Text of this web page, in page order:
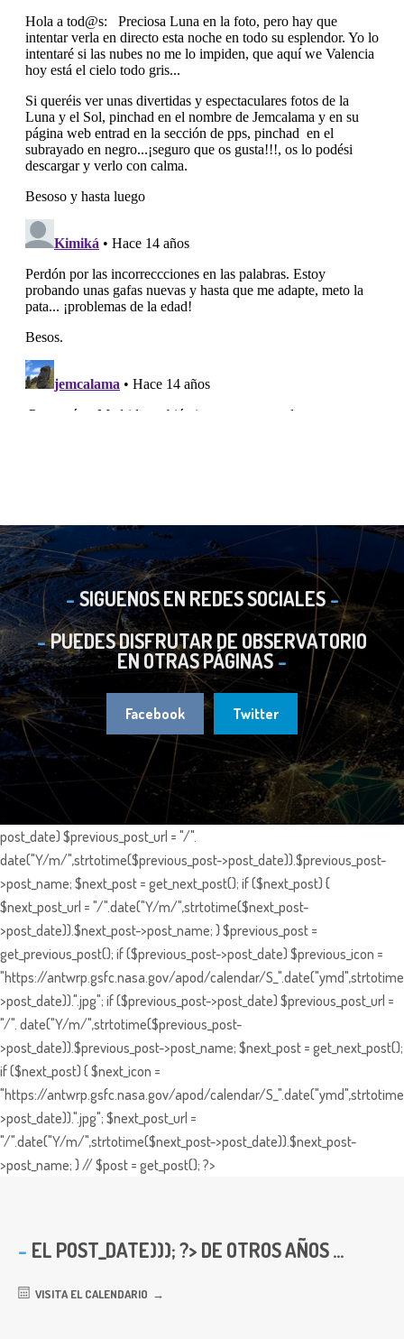
SIGUENOS EN REDES SOCIALES
PUEDES DISFRUTAR DE OBSERVATORIO
EN OTRAS PÁGINAS
Facebook Twitter
post_date) $previous_post_url = "/".
date("Y/m/",strtotime($previous_post->post_date)).$previous_post-
>post_name; $next_post = get_next_post(); if ($next_post) {
$next_post_url = "/".date("Y/m/",strtotime($next_post-
>post_date)).$next_post->post_name; } $previous_post =
get_previous_post(); if ($previous_post->post_date) $previous_icon =
"https://antwrp.gsfc.nasa.gov/apod/calendar/
>post_date)).".jpg"; if ($previous_post->post_date) $previous_post_url =
"/". date("Y/m/",strtotime($previous_post-
>post_date)).$previous_post->post_name; $next_post = get_next_post();
if ($next_post) { $next_icon =
"https://antwrp.gsfc.nasa.gov/apod/calendar/
>post_date)).".jpg"; $next_post_url =
"/".date("Y/m/",strtotime($next_post->post_date)).$next_post-
>post_name; } // $post = get_post(); ?>
EL POST_DATE))); ?> DE OTROS AÑOS ...
VISITA EL CALENDARIO